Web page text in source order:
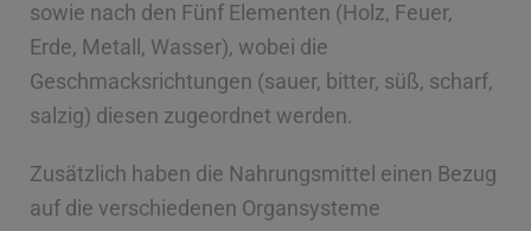
sowie nach den Fünf Elementen (Holz, Feuer,
Erde, Metall, Wasser), wobei die
Geschmacksrichtungen (sauer, bitter, süß, scharf,
salzig) diesen zugeordnet werden.
Zusätzlich haben die Nahrungsmittel einen Bezug
auf die verschiedenen Organsysteme